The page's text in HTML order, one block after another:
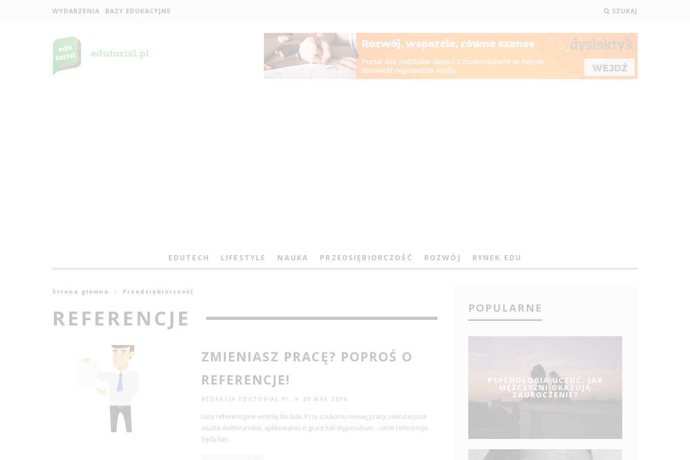
WYDARZENIA BAZY EDUKACYJNE SZUKAJ
EDUTECH LIFESTYLE NAUKA PRZEDSIĘBIORCZOŚĆ ROZWÓJ RYNEK EDU
Strona główna Przedsiębiorczość
REFERENCJE
ZMIENIASZ PRACĘ? POPROŚ O
REFERENCJE!
REDAKCJA EDUTORIAL.PL 20 MAR 2016
Listy referencyjne wróciły do łask. Przy szukaniu nowej pracy, rekrutacji na
studia doktoranckie, aplikowaniu o grant lub stypendium – silne referencje
będą kar...
POPULARNE
PSYCHOLOGIA UCZUĆ. JAK
MĘŻCZYŹNI OKAZUJĄ
ZAUROCZENIE?